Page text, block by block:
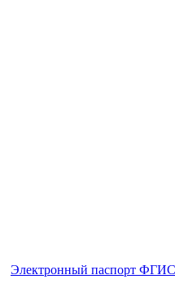
Электронный паспорт